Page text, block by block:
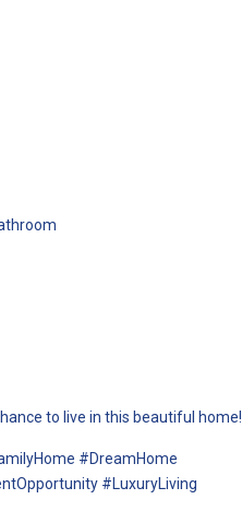
to live in this beautiful home!
#DreamHome
#LuxuryLiving